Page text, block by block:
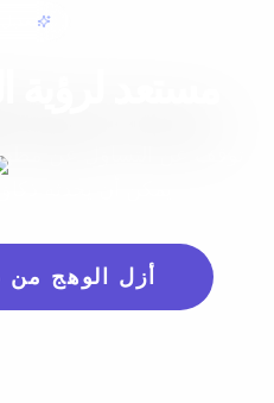
تعديل
توقف عن التساؤل عن
أزل الوهج من